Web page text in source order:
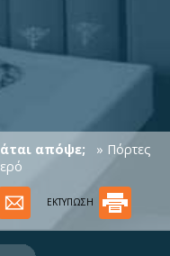
απόψε;
» Πόρτες
ΕΚΤΥΠΩΣΗ